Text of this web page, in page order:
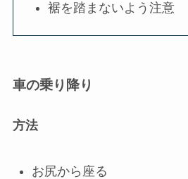
裾を踏まないよう注意
車の乗り降り
方法
お尻から座る